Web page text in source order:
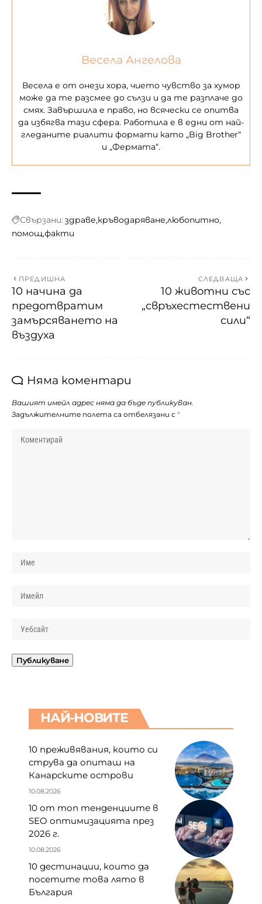
Весела Ангелова
Весела е от онези хора, чието чувство за хумор
може да те разсмее до сълзи и да те разплаче до
смях. Завършила е право, но всячески се опитва
да избягва тази сфера. Работила е в едни от най-
гледаните риалити формати като „Big Brother“
и „Фермата“.
Свързани: здраве кръводаряване любопитно
помощ факти
ПРЕДИШНА
10 начина да
предотвратим
замърсяването на
въздуха
СЛЕДВАЩА
10 животни със
„свръхестествени
сили“
Няма коментари
Вашият имейл адрес няма да бъде публикуван.
Задължителните полета са отбелязани с *
НАЙ-НОВИТЕ
10 преживявания, които си
струва да опиташ на
Канарските острови
10.08.2026
10 от топ тенденциите в
SEO оптимизацията през
2026 г.
10.08.2026
10 дестинации, които да
посетите това лято в
България